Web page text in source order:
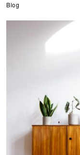
Blog